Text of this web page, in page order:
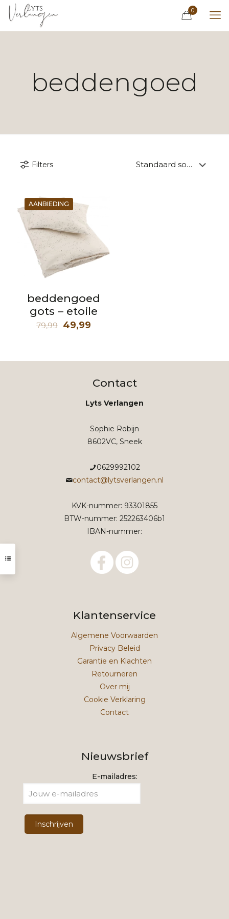
0
beddengoed
Filters
AANBIEDING
beddengoed
gots – etoile
79,99
Oorspronkelijke
79,99.
49,99
49,99.
Contact
Lyts Verlangen
Sophie Robijn
8602VC, Sneek
0629992102
contact@lytsverlangen.nl
KVK-nummer: 93301855
BTW-nummer: 252263406b1
IBAN-nummer:
Klantenservice
Algemene Voorwaarden
Privacy Beleid
Garantie en Klachten
Retourneren
Over mij
Cookie Verklaring
Contact
Nieuwsbrief
E-mailadres: